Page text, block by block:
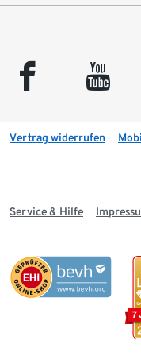
facebook youtube
Vertrag widerrufen
Service & Hilfe